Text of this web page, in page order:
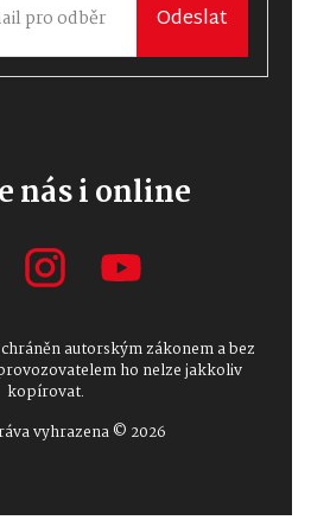
Odeslat
nás i online
autorským zákonem a bez
ho nelze jakkoliv
kopírovat.
vyhrazena © 2026